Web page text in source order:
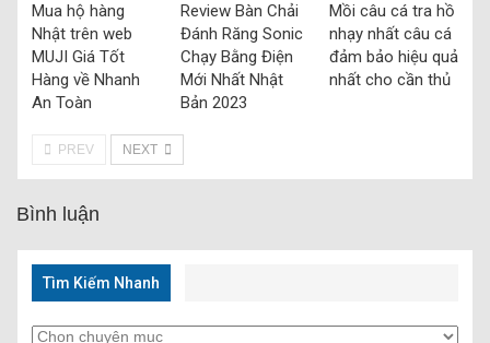
Mua hộ hàng
Nhật trên web
MUJI Giá Tốt
Hàng về Nhanh
An Toàn
Review Bàn Chải
Đánh Răng Sonic
Chạy Bằng Điện
Mới Nhất Nhật
Bản 2023
Mồi câu cá tra hồ
nhạy nhất câu cá
đảm bảo hiệu quả
nhất cho cần thủ
PREV NEXT
Bình luận
Tìm Kiếm Nhanh
Tìm